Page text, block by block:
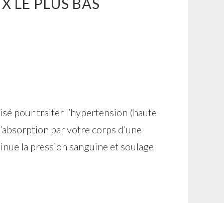
LE PLUS BAS
pour traiter l’hypertension (haute
par votre corps d’une
la pression sanguine et soulage